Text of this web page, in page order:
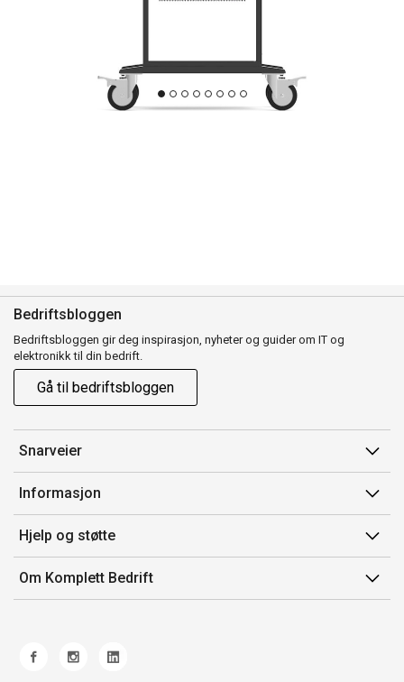
Bedriftsbloggen
Bedriftsbloggen gir deg inspirasjon, nyheter og guider om IT og
elektronikk til din bedrift.
Gå til bedriftsbloggen
Snarveier
Min side
Ordreoversikt
Mine produkter
Informasjon
Salgsbetingelser
Avtalevilkår for Komplett Bedrift Pluss
Produsenter
Hjelp og støtte
Kontakt oss
Retur
Ofte stilte spørsmål
Om Komplett Bedrift